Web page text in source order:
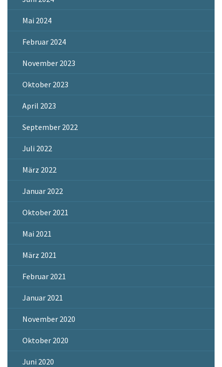
Mai 2024
Februar 2024
November 2023
Oktober 2023
April 2023
September 2022
Juli 2022
März 2022
Januar 2022
Oktober 2021
Mai 2021
März 2021
Februar 2021
Januar 2021
November 2020
Oktober 2020
Juni 2020